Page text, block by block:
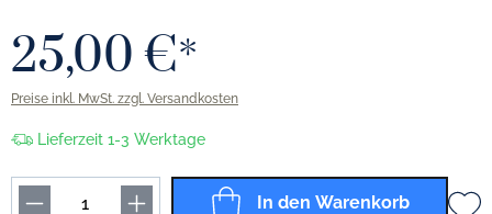
25,00 €*
Preise inkl. MwSt. zzgl. Versandkosten
Lieferzeit 1-3 Werktage
In den Warenkorb